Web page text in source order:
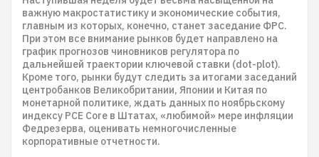
важную макростатистику и экономические события,
главным из которых, конечно, станет заседание ФРС.
При этом все внимание рынков будет направлено на
график прогнозов чиновников регулятора по
дальнейшей траектории ключевой ставки (dot-plot).
Кроме того, рынки будут следить за итогами заседаний
центробанков Великобритании, Японии и Китая по
монетарной политике, ждать данных по ноябрьскому
индексу PCE Core в Штатах, «любимой» мере инфляции
Федрезерва, оценивать немногочисленные
корпоративные отчетности.